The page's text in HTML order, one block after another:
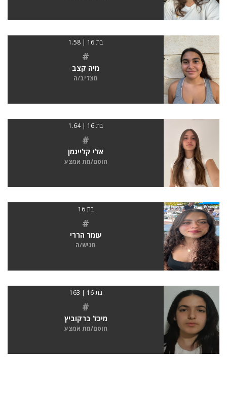
בת 16 | 1.58
#
מיה קצב
מצליב/ה
בת 16 | 1.64
#
אלי קליינמן
חוסם/מת אמצע
בת 16
#
עומר הררי
מגיש/ה
בת 16 | 163
#
מיכל ברקוביץ
חוסם/מת אמצע